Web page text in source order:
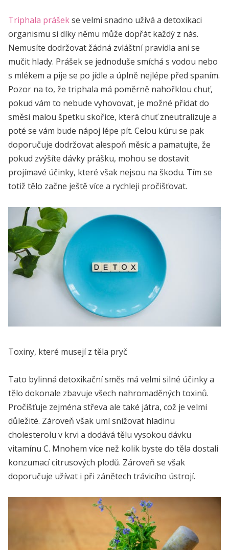
Triphala prášekse velmi snadno užívá a detoxikaci
organismu si díky němu může dopřát každý z nás.
Nemusíte dodržovat žádná zvláštní pravidla ani se
mučit hlady. Prášek se jednoduše smíchá s vodou nebo
s mlékem a pije se po jídle a úplně nejlépe před spaním.
Pozor na to, že triphala má poměrně nahořklou chuť,
pokud vám to nebude vyhovovat, je možné přidat do
směsi malou špetku skořice, která chuť zneutralizuje a
poté se vám bude nápoj lépe pít. Celou kúru se pak
doporučuje dodržovat alespoň měsíc a pamatujte, že
pokud zvýšíte dávky prášku, mohou se dostavit
projímavé účinky, které však nejsou na škodu. Tím se
totiž tělo začne ještě více a rychleji pročišťovat.
Toxiny, které musejí z těla pryč
Tato bylinná detoxikační směs má velmi silné účinky a
tělo dokonale zbavuje všech nahromaděných toxinů.
Pročišťuje zejména střeva ale také játra, což je velmi
důležité. Zároveň však umí snižovat hladinu
cholesterolu v krvi a dodává tělu vysokou dávku
vitamínu C. Mnohem více než kolik byste do těla dostali
konzumací citrusových plodů. Zároveň se však
doporučuje užívat i při zánětech trávicího ústrojí.